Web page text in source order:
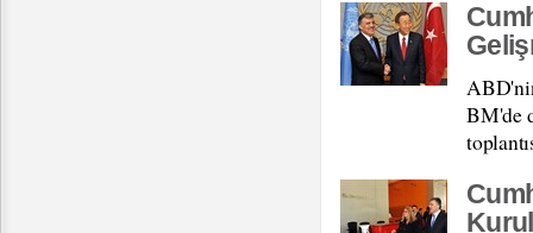
BM'de